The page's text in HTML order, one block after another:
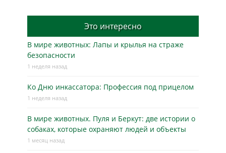
Это интересно
В мире животных: Лапы и крылья на страже
безопасности
1 неделя назад
Ко Дню инкассатора: Профессия под прицелом
1 неделя назад
В мире животных. Пуля и Беркут: две истории о
собаках, которые охраняют людей и объекты
1 месяц назад